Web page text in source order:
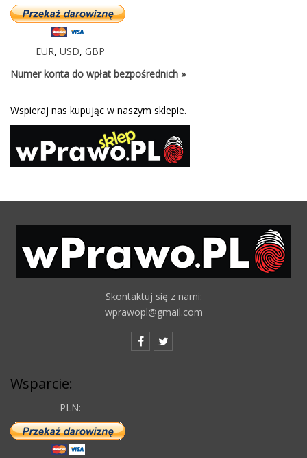
EUR, USD, GBP
Numer konta do wpłat bezpośrednich »
Wspieraj nas kupując w naszym sklepie.
Skontaktuj się z nami:
wprawopl@gmail.com
Wsparcie:
PLN: